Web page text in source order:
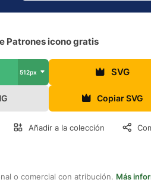
Patrones icono gratis
512px SVG
Copiar SVG
Añadir a la colección
o comercial con atribución. Más